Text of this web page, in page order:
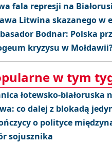
fala represji na
Litwina skazanego w
Bodnar: Polska
kryzysu w
w tym
łotewsko-białoruska
co dalej z blokadą
o polityce
sojusznika